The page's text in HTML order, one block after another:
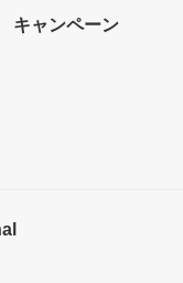
キャンペーン